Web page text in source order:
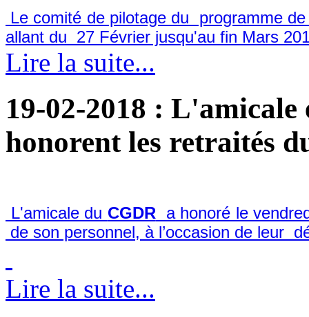
Le comité de pilotage du programme
allant du 27 Février jusqu'au fin Mars
Lire la suite...
19-02-2018 : L'amicale
honorent les retraités
L'amicale du CGDR a honoré le
de son personnel, à l’occasion de leur
Lire la suite...